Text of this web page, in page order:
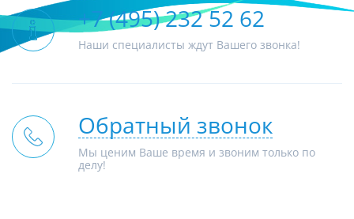
+7 (495) 232 52 62
Наши специалисты ждут Вашего звонка!
Обратный звонок
Мы ценим Ваше время и звоним только по
делу!